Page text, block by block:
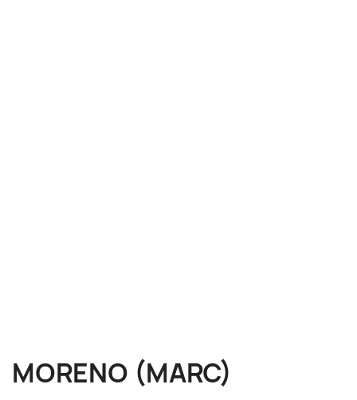
MORENO (MARC)